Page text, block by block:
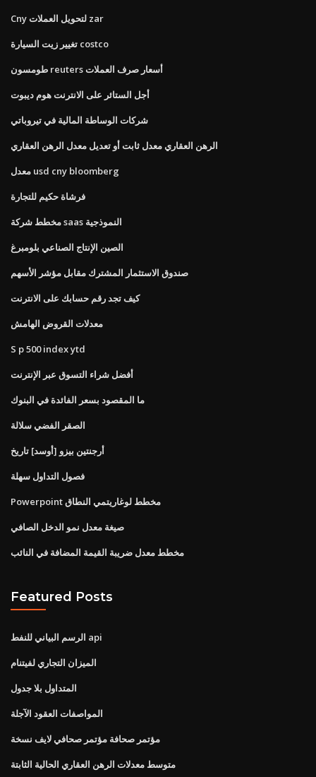
Cny لتحويل العملات zar
تغيير زيت السيارة costco
طومسون reuters أسعار صرف العملات
أجل الستائر على الانترنت هوم ديبوت
شركات الوساطة المالية في تيروباتي
الرهن العقاري معدل ثابت أو تعديل معدل الرهن العقاري
معدل usd cny bloomberg
فرشاة حكيم للتجارة
مخطط شركة saas النموذجية
الصين الإنتاج الصناعي بلومبرغ
صندوق الاستثمار المشترك مقابل مؤشر الأسهم
كيف تجد رقم حسابك على الانترنت
معدلات القروض الهامش
S p 500 index ytd
أفضل شراء التسوق عبر الإنترنت
ما المقصود بسعر الفائدة في البنوك
الصقر الفضي سلالة
أرجنتين بيزو [أوسد] تاريخ
فصول التداول سهلة
Powerpoint مخطط لوغاريتمي النطاق
صيغة معدل نمو الدخل الصافي
مخطط معدل ضريبة القيمة المضافة في النائب
Featured Posts
الرسم البياني للنفط api
الميزان التجاري لفيتنام
المتداول بلا جدول
المواصفات العقود الآجلة
مؤتمر صحافة مؤتمر صحافي لايف نسخة
متوسط ​​معدلات الرهن العقاري الحالية الثابتة